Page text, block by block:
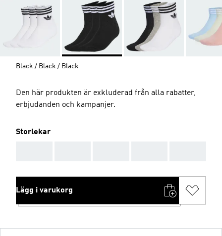
Black / Black / Black
Den här produkten är exkluderad från alla rabatter,
erbjudanden och kampanjer.
Storlekar
Lägg i varukorg